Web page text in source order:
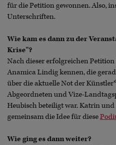
für die Petition gewonnen. Also,
Unterschriften.
Wie kam es dann zu der
Krise"?
Nach dieser erfolgreichen
Anamica Lindig kennen, die
über die aktuelle Not der
Abgeordneten und Vize-
Heubisch beteiligt war. Katrin
gemeinsam die Idee für diese
Wie ging es dann weiter?